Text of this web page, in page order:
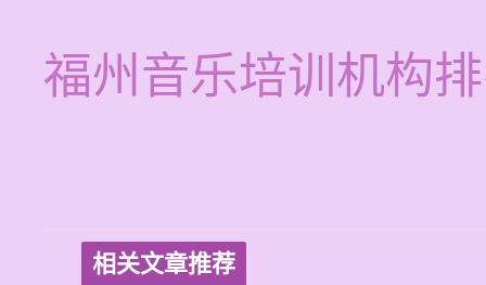
福州音乐培训机构
相关文章推荐